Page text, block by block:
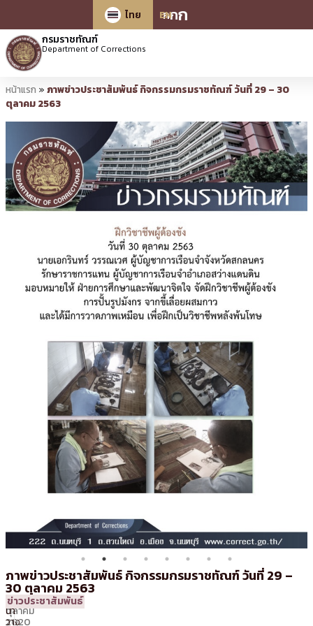
กกก
ไทย
EN
กรมราชทัณฑ์
Department of Corrections
หน้าแรก » ภาพข่าวประชาสัมพันธ์ กิจกรรมกรมราชทัณฑ์ วันที่ 29 – 30
ตุลาคม 2563
ภาพข่าวประชาสัมพันธ์ กิจกรรมกรมราชทัณฑ์ วันที่ 29 –
30 ตุลาคม 2563
30
ตุลาคม
2020
16:48 น.
โดย
สุพรรณ
นา
วาง
ข่าวประชาสัมพันธ์